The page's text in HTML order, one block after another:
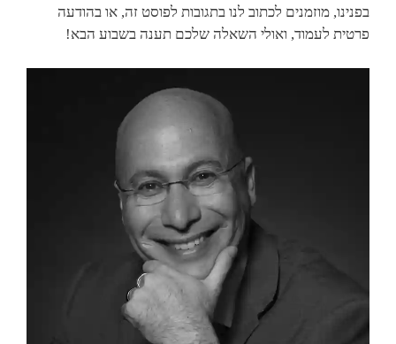
בפנינו, מוזמנים לכתוב לנו בתגובות לפוסט זה, או בהודעה
פרטית לעמוד, ואולי השאלה שלכם תענה בשבוע הבא!